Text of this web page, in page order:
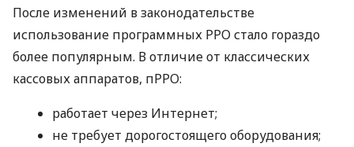
После изменений в законодательстве
использование программных РРО стало гораздо
более популярным. В отличие от классических
кассовых аппаратов, пРРО:
работает через Интернет;
не требует дорогостоящего оборудования;